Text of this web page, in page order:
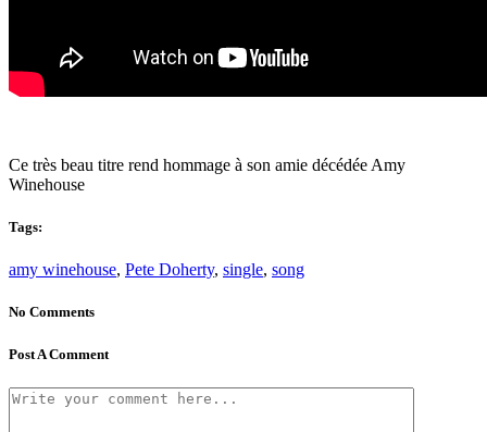
Ce très beau titre rend hommage à son amie décédée Amy
Winehouse
Tags:
amy winehouse, Pete Doherty, single, song
No Comments
Post A Comment